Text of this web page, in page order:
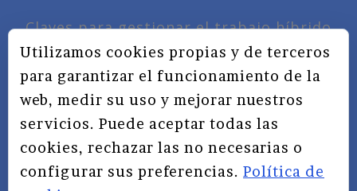
Claves para gestionar el trabajo híbrido
7 noviembre, 2022
Privacidad, redes sociales y educación
3 septiembre, 2019
Utilizamos cookies propias y de terceros
para garantizar el funcionamiento de la
web, medir su uso y mejorar nuestros
servicios. Puede aceptar todas las
cookies, rechazar las no necesarias o
configurar sus preferencias. Política de